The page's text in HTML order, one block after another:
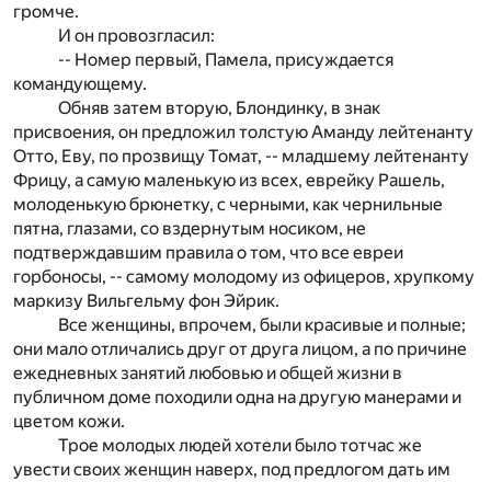
громче.
И он провозгласил:
-- Номер первый, Памела, присуждается
командующему.
Обняв затем вторую, Блондинку, в знак
присвоения, он предложил толстую Аманду лейтенанту
Отто, Еву, по прозвищу Томат, -- младшему лейтенанту
Фрицу, а самую маленькую из всех, еврейку Рашель,
молоденькую брюнетку, с черными, как чернильные
пятна, глазами, со вздернутым носиком, не
подтверждавшим правила о том, что все евреи
горбоносы, -- самому молодому из офицеров, хрупкому
маркизу Вильгельму фон Эйрик.
Все женщины, впрочем, были красивые и полные;
они мало отличались друг от друга лицом, а по причине
ежедневных занятий любовью и общей жизни в
публичном доме походили одна на другую манерами и
цветом кожи.
Трое молодых людей хотели было тотчас же
увести своих женщин наверх, под предлогом дать им